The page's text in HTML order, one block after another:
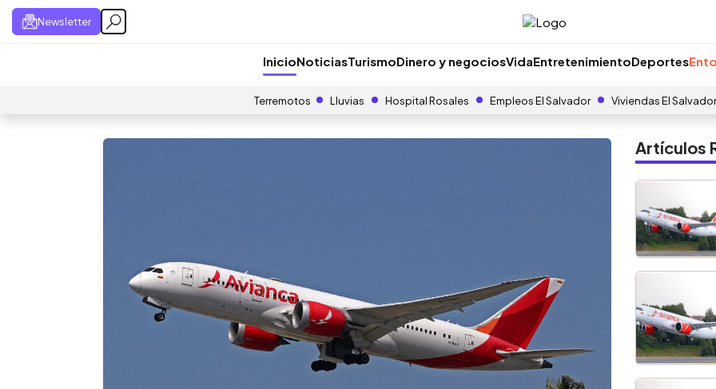
Newsletter
InicioNoticiasTurismoDinero y negociosVidaEntretenimientoDeportes
Terremotos Lluvias Hospital Rosales Empleos El Salvador Viviendas El Salvador
Artículos